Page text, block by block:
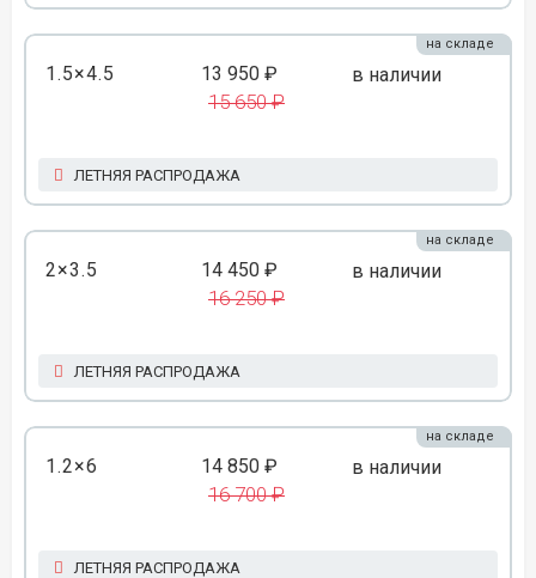
1.5×4.5 13 950 ₽
15 650 ₽
в наличии
на складе
ЛЕТНЯЯ РАСПРОДАЖА
2×3.5 14 450 ₽
16 250 ₽
в наличии
на складе
ЛЕТНЯЯ РАСПРОДАЖА
1.2×6 14 850 ₽
16 700 ₽
в наличии
на складе
ЛЕТНЯЯ РАСПРОДАЖА